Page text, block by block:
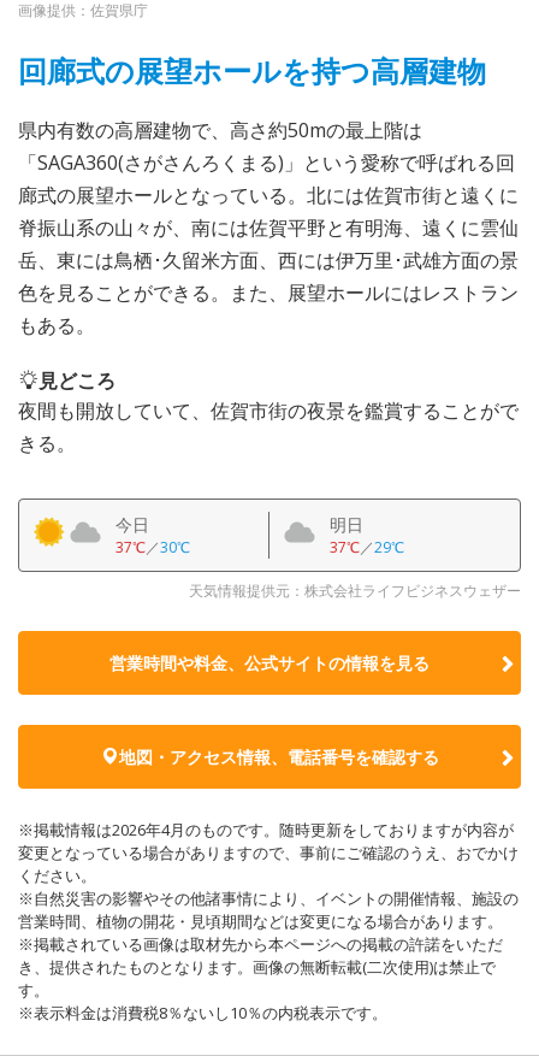
画像提供：佐賀県庁
回廊式の展望ホールを持つ高層建物
県内有数の高層建物で、高さ約50mの最上階は
「SAGA360(さがさんろくまる)」という愛称で呼ばれる回
廊式の展望ホールとなっている。北には佐賀市街と遠くに
脊振山系の山々が、南には佐賀平野と有明海、遠くに雲仙
岳、東には鳥栖･久留米方面、西には伊万里･武雄方面の景
色を見ることができる。また、展望ホールにはレストラン
もある。
見どころ
夜間も開放していて、佐賀市街の夜景を鑑賞することがで
きる。
今日
37℃／30℃
明日
37℃／29℃
天気情報提供元：株式会社ライフビジネスウェザー
営業時間や料金、公式サイトの情報を見る
地図・アクセス情報、電話番号を確認する
※掲載情報は2026年4月のものです。随時更新をしておりますが内容が
変更となっている場合がありますので、事前にご確認のうえ、おでかけ
ください。
※自然災害の影響やその他諸事情により、イベントの開催情報、施設の
営業時間、植物の開花・見頃期間などは変更になる場合があります。
※掲載されている画像は取材先から本ページへの掲載の許諾をいただ
き、提供されたものとなります。画像の無断転載(二次使用)は禁止で
す。
※表示料金は消費税8％ないし10％の内税表示です。